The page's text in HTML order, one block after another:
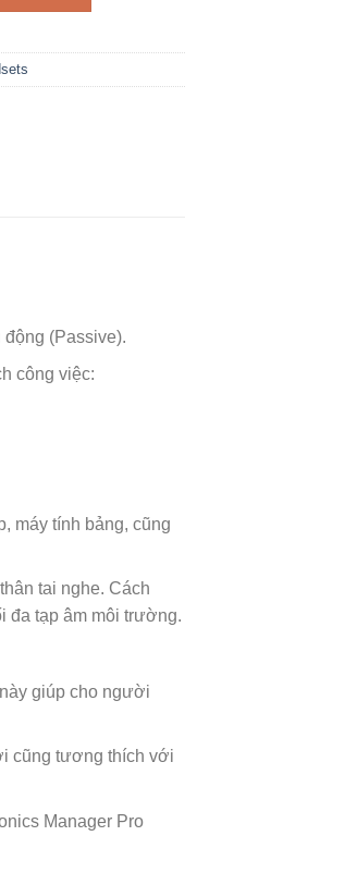
(Passive).
công việc:
máy tính bảng, cũng
tai nghe. Cách
đa tạp âm môi trường.
giúp cho người
cũng tương thích với
Manager Pro